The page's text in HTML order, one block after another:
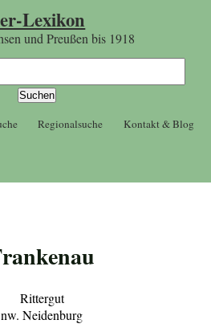
Lexikon
und Preußen bis 1918
Regionalsuche Kontakt & Blog
Rittergut
nw. Neidenburg